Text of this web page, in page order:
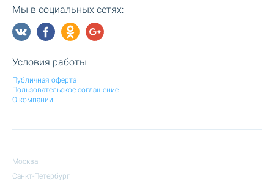
Мы в социальных сетях:
Условия работы
Публичная оферта
Пользовательское соглашение
О компании
Москва
Санкт-Петербург